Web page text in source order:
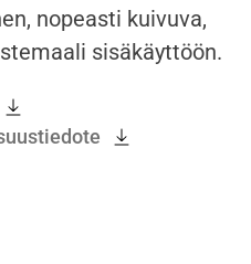
nopeasti kuivuva,
sisäkäyttöön.